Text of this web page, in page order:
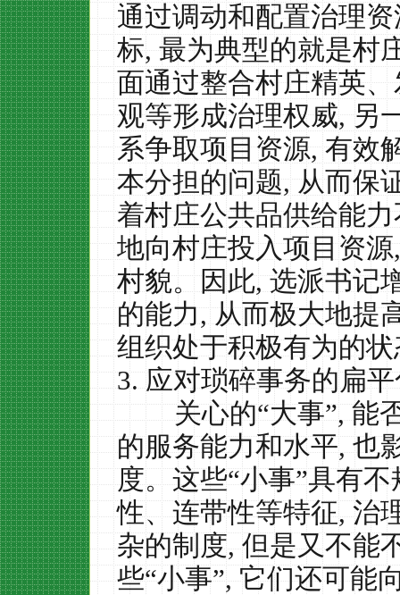
通过调动和配置治理资
标,最为典型的就是村
面通过整合村庄精英
观等形成治理权威,另
系争取项目资源,有效
本分担的问题,从而保
着村庄公共品供给能
地向村庄投入项目资源
村貌。因此,选派书记
的能力,从而极大地提
组织处于积极有为的
3.应对琐碎事务的扁
关心的“大事”,能
的服务能力和水平,也
度。这些“小事”具有
性、连带性等特征,治
杂的制度,但是又不能
些“小事”,它们还可能